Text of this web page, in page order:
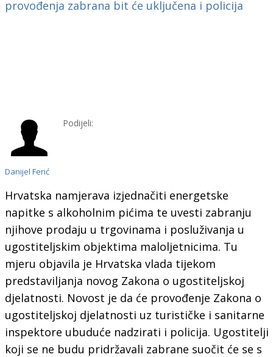
Danijel Ferić
Podijeli:
Hrvatska namjerava izjednačiti energetske
napitke s alkoholnim pićima te uvesti zabranju
njihove prodaju u trgovinama i posluživanja u
ugostiteljskim objektima maloljetnicima. Tu
mjeru objavila je Hrvatska vlada tijekom
predstaviljanja novog Zakona o ugostiteljskoj
djelatnosti. Novost je da će provođenje Zakona o
ugostiteljskoj djelatnosti uz turističke i sanitarne
inspektore ubuduće nadzirati i policija. Ugostitelji
koji se ne budu pridržavali zabrane suočit će se s